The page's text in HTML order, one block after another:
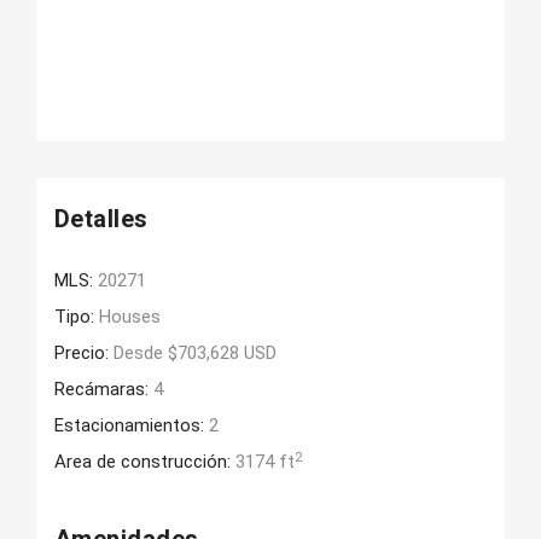
Detalles
MLS: 20271
Tipo: Houses
Precio: Desde $703,628 USD
Recámaras: 4
Estacionamientos: 2
Area de construcción: 3174 ft2